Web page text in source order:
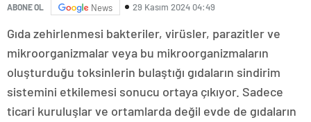
ABONE OL News 29 Kasım 2024 04:49
Gıda zehirlenmesi bakteriler, virüsler, parazitler ve
mikroorganizmalar veya bu mikroorganizmaların
oluşturduğu toksinlerin bulaştığı gıdaların sindirim
sistemini etkilemesi sonucu ortaya çıkıyor. Sadece
ticari kuruluşlar ve ortamlarda değil evde de gıdaların